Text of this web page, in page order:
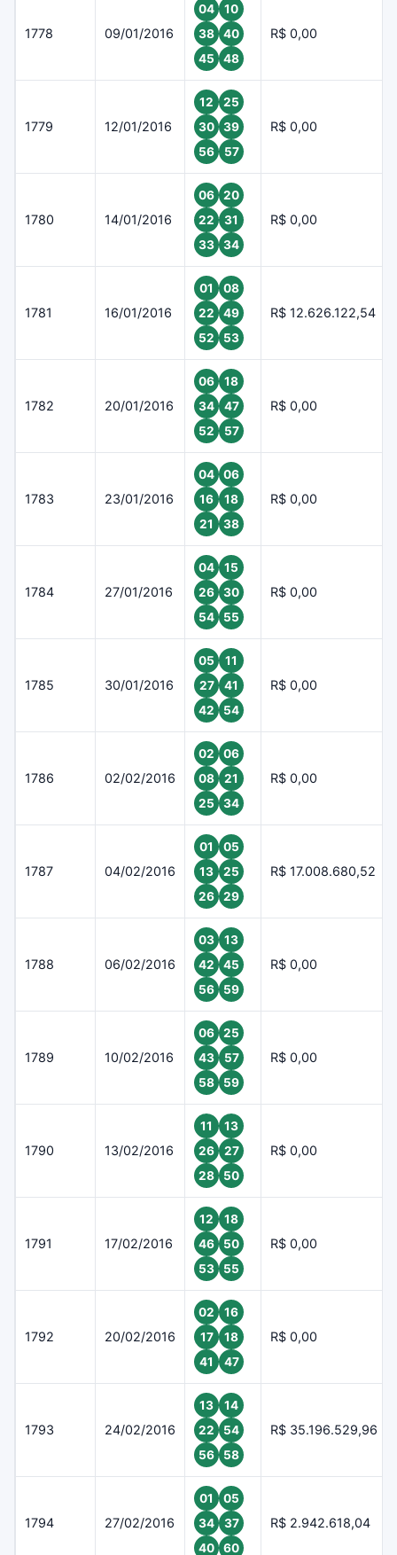
1778 09/01/2016
04
10
38
40
45
48
R$ 0,00
1779 12/01/2016
12
25
30
39
56
57
R$ 0,00
1780 14/01/2016
06
20
22
31
33
34
R$ 0,00
1781 16/01/2016
01
08
22
49
52
53
R$ 12.626.122,54
1782 20/01/2016
06
18
34
47
52
57
R$ 0,00
1783 23/01/2016
04
06
16
18
21
38
R$ 0,00
1784 27/01/2016
04
15
26
30
54
55
R$ 0,00
1785 30/01/2016
05
11
27
41
42
54
R$ 0,00
1786 02/02/2016
02
06
08
21
25
34
R$ 0,00
1787 04/02/2016
01
05
13
25
26
29
R$ 17.008.680,52
1788 06/02/2016
03
13
42
45
56
59
R$ 0,00
1789 10/02/2016
06
25
43
57
58
59
R$ 0,00
1790 13/02/2016
11
13
26
27
28
50
R$ 0,00
1791 17/02/2016
12
18
46
50
53
55
R$ 0,00
1792 20/02/2016
02
16
17
18
41
47
R$ 0,00
1793 24/02/2016
13
14
22
54
56
58
R$ 35.196.529,96
1794 27/02/2016
01
05
34
37
40
60
R$ 2.942.618,04